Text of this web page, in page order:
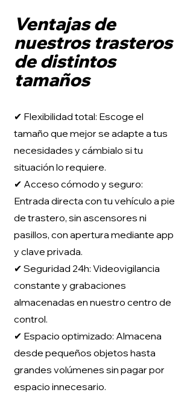
Ventajas de
nuestros trasteros
de distintos
tamaños
✔ Flexibilidad total: Escoge el
tamaño que mejor se adapte a tus
necesidades y cámbialo si tu
situación lo requiere.
✔ Acceso cómodo y seguro:
Entrada directa con tu vehículo a pie
de trastero, sin ascensores ni
pasillos, con apertura mediante app
y clave privada.
✔ Seguridad 24h: Videovigilancia
constante y grabaciones
almacenadas en nuestro centro de
control.
✔ Espacio optimizado: Almacena
desde pequeños objetos hasta
grandes volúmenes sin pagar por
espacio innecesario.